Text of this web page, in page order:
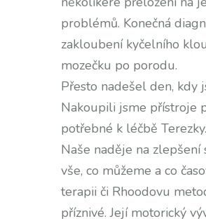
problémů. Konečná
zakloubení kyčelního
mozečku po porodu.
Přesto nadešel den, kdy
Nakoupili jsme přístroje
potřebné k léčbě
Naše naděje na
vše, co můžeme a co
terapii či Rhoodovu
příznivé. Její motorický